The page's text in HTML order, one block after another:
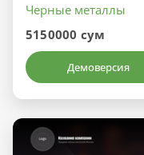
Черные металлы
5150000 сум
Демоверсия